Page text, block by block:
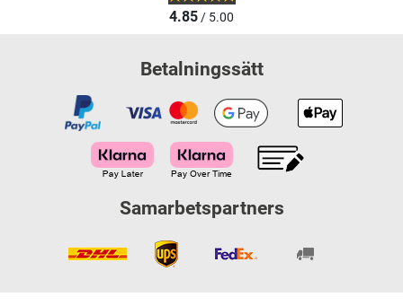
4.85/ 5.00
Betalningssätt
Samarbetspartners